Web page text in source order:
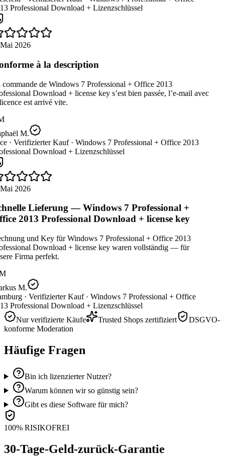
Professional Download + Lizenzschlüssel
2026
à la description
de Windows 7 Professional + Office 2013
Download + license key s’est bien passée, l’e-mail avec
est arrivé vite.
M.
· Verifizierter Kauf · Windows 7 Professional + Office 2013
Download + Lizenzschlüssel
2026
Lieferung — Windows 7 Professional +
2013 Professional Download + license key
und Key für Windows 7 Professional + Office 2013
Download + license key waren vollständig — für
Firma perfekt.
M.
· Verifizierter Kauf · Windows 7 Professional + Office
Professional Download + Lizenzschlüssel
Nur verifizierte Käufe
Trusted Shops zertifiziert
DSGVO-
konforme Moderation
Häufige Fragen
Bin ich lizenzierter Nutzer?
Warum können wir so günstig sein?
Gibt es diese Software für mich?
100% RISIKOFREI
30-Tage-Geld-zurück-Garantie